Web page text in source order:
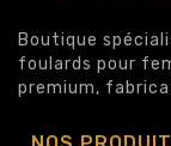
Boutique
foulards pour
premium,